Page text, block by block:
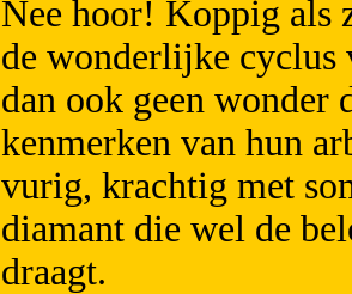
Nee hoor! Koppig als
de wonderlijke cyclus
dan ook geen wonder
kenmerken van hun
vurig, krachtig met
diamant die wel de
draagt.